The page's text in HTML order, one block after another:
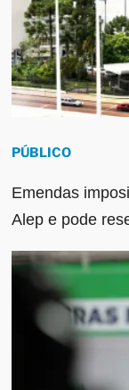
PÚBLICO
Emendas
Alep e pode